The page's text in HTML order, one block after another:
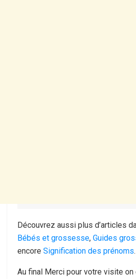
Découvrez aussi plus d’articles
Bébés et grossesse, Guides
encore Signification des prénoms.
Au final Merci pour votre visite